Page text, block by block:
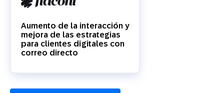
Aumento de la interacción y
mejora de las estrategias
para clientes digitales con
correo directo